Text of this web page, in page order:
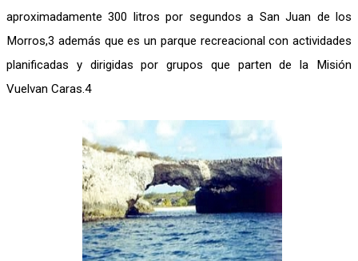
aproximadamente 300 litros por segundos a San Juan de los
Morros,3 además que es un parque recreacional con actividades
planificadas y dirigidas por grupos que parten de la Misión
Vuelvan Caras.4